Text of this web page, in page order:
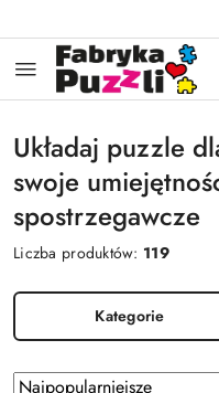
Układaj puzzle
swoje
spostrzegawcze
Liczba produktów: 119
Kategorie
Zastosowano
Sortuj